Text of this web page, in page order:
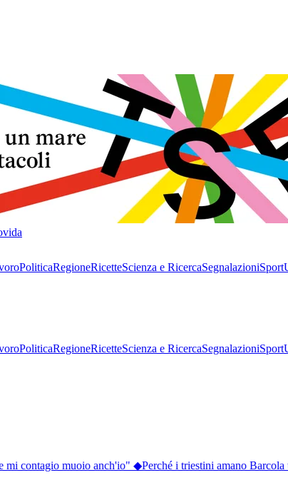
PoliticaRegioneRicetteScienza e RicercaSegnalazioniSport
PoliticaRegioneRicetteScienza e RicercaSegnalazioniSport
contagio muoio anch'io"◆ Perché i triestini amano Barcola